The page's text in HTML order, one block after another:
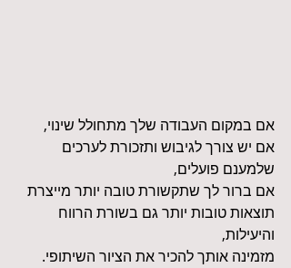
אם במקום העבודה שלך מתחולל שינוי,
אם יש צורך לגיבוש ותזכורת לערכים
שלמענם פועלים,
אם ברור לך שתקשורת טובה יותר מייצרת
תוצאות טובות יותר גם בשורת הרווח
והיעילות,
מזמינה אותך להכיר את הציור השיתופי.